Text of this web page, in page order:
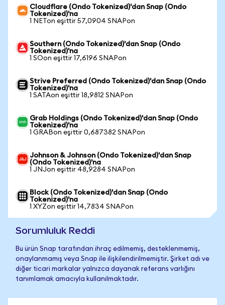
Cloudflare (Ondo Tokenized)'dan Snap (Ondo
Tokenized)'na
1 NETon eşittir 57,0904 SNAPon
Southern (Ondo Tokenized)'dan Snap (Ondo
Tokenized)'na
1 SOon eşittir 17,6196 SNAPon
Strive Preferred (Ondo Tokenized)'dan Snap (Ondo
Tokenized)'na
1 SATAon eşittir 18,9812 SNAPon
Grab Holdings (Ondo Tokenized)'dan Snap (Ondo
Tokenized)'na
1 GRABon eşittir 0,687382 SNAPon
Johnson & Johnson (Ondo Tokenized)'dan Snap
(Ondo Tokenized)'na
1 JNJon eşittir 48,9284 SNAPon
Block (Ondo Tokenized)'dan Snap (Ondo
Tokenized)'na
1 XYZon eşittir 14,7834 SNAPon
Sorumluluk Reddi
Bu ürün Snap tarafından ihraç edilmemiş, desteklenmemiş,
onaylanmamış veya Snap ile ilişkilendirilmemiştir. Şirket adı ve
diğer ticari markalar yalnızca dayanak referans varlığını
tanımlamak amacıyla kullanılmaktadır.